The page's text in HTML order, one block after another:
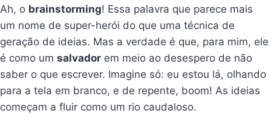
Ah, o brainstorming! Essa palavra que parece mais
um nome de super-herói do que uma técnica de
geração de ideias. Mas a verdade é que, para mim, ele
é como umsalvador em meio ao desespero de não
saber o que escrever. Imagine só: eu estou lá, olhando
para a tela em branco, e de repente, boom! As ideias
começam a fluir como um rio caudaloso.